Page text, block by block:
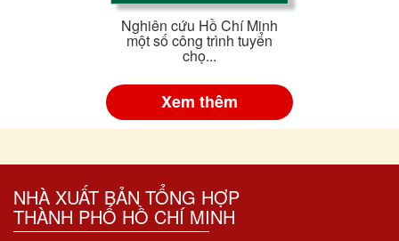
Nghiên cứu Hồ Chí Minh
một số công trình tuyển
chọ...
Xem thêm
NHÀ XUẤT BẢN TỔNG HỢP
THÀNH PHỐ HỒ CHÍ MINH